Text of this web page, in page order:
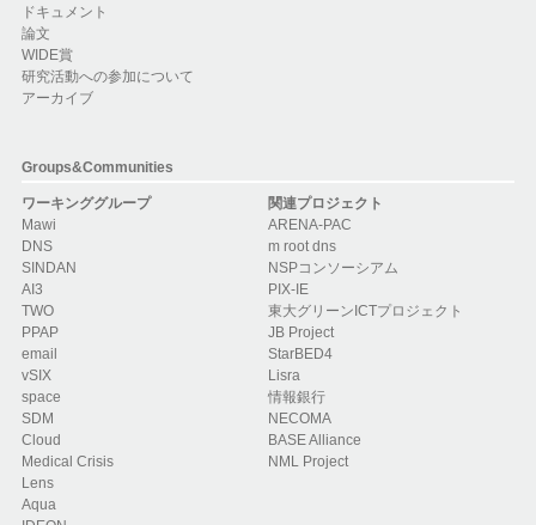
Groups&Communities
ワーキンググループ
Mawi
DNS
SINDAN
AI3
TWO
PPAP
email
vSIX
space
SDM
Cloud
Medical Crisis
Lens
Aqua
関連プロジェクト
ARENA-PAC
m root dns
NSPコンソーシアム
PIX-IE
東大グリーンICTプロジェクト
JB Project
StarBED4
Lisra
情報銀行
NECOMA
BASE Alliance
NML Project
ドキュメント
論文
WIDE賞
研究活動への参加について
アーカイブ